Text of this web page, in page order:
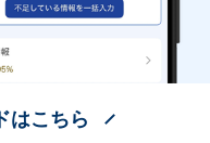
はこちら